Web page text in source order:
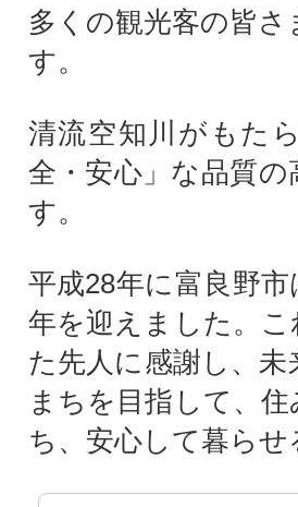
多くの観光客の皆
す。
清流空知川がもた
全・安心」な品質
す。
平成28年に富良野
年を迎えました。
た先人に感謝し、
まちを目指して、
ち、安心して暮ら